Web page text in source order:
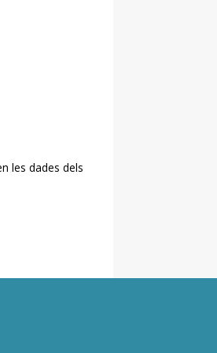
les dades dels